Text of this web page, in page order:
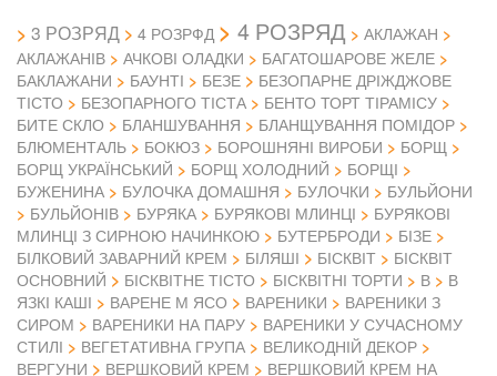
3 РОЗРЯД 4 РОЗРФД 4 РОЗРЯД
АКЛАЖАН
АКЛАЖАНІВ
АЧКОВІ ОЛАДКИ
БАГАТОШАРОВЕ ЖЕЛЕ
БАКЛАЖАНИ
БАУНТІ БЕЗЕ
БЕЗОПАРНЕ ДРІЖДЖОВЕ
ТІСТО
БЕЗОПАРНОГО ТІСТА
БЕНТО ТОРТ ТІРАМІСУ
БИТЕ СКЛО
БЛАНШУВАННЯ
БЛАНЩУВАННЯ ПОМІДОР
БЛЮМЕНТАЛЬ
БОКЮЗ БОРОШНЯНІ ВИРОБИ
БОРЩ
БОРЩ УКРАЇНСЬКИЙ
БОРЩ ХОЛОДНИЙ
БОРЩІ
БУЖЕНИНА
БУЛОЧКА ДОМАШНЯ БУЛОЧКИ
БУЛЬЙОНИ
БУЛЬЙОНІВ
БУРЯКА БУРЯКОВІ МЛИНЦІ
БУРЯКОВІ
МЛИНЦІ З СИРНОЮ НАЧИНКОЮ
БУТЕРБРОДИ
БІЗЕ
БІЛКОВИЙ ЗАВАРНИЙ КРЕМ
БІЛЯШІ БІСКВІТ
БІСКВІТ
ОСНОВНИЙ
БІСКВІТНЕ ТІСТО БІСКВІТНІ ТОРТИ В
В
ЯЗКІ КАШІ
ВАРЕНЕ М ЯСО ВАРЕНИКИ
ВАРЕНИКИ З
СИРОМ
ВАРЕНИКИ НА ПАРУ
ВАРЕНИКИ У СУЧАСНОМУ
СТИЛІ
ВЕГЕТАТИВНА ГРУПА
ВЕЛИКОДНІЙ ДЕКОР
ВЕРГУНИ
ВЕРШКОВИЙ КРЕМ
ВЕРШКОВИЙ КРЕМ НА